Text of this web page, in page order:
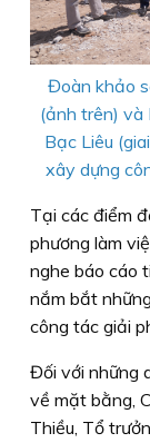
Đoàn khảo
(ảnh trên) và
Bạc Liêu
xây dựng
Tại các điểm
phương làm
nghe báo cáo
nắm bắt
công tác giải
Đối với những
về mặt bằng,
Thiều, Tổ